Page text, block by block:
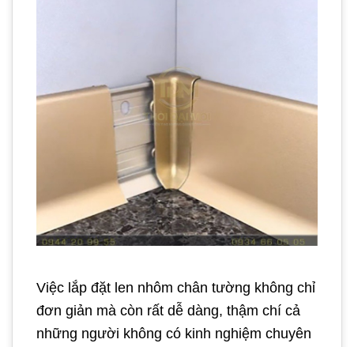
Việc lắp đặt len nhôm chân tường không chỉ
đơn giản mà còn rất dễ dàng, thậm chí cả
những người không có kinh nghiệm chuyên